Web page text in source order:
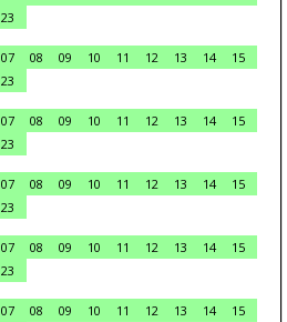
23
07 08 09 10 11 12 13 14
15
23
07 08 09 10 11 12 13 14
15
23
07 08 09 10 11 12 13 14
15
23
07 08 09 10 11 12 13 14
15
23
07 08 09 10 11 12 13 14
15